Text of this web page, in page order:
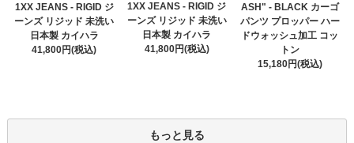
1XX JEANS - RIGID ジ
ーンズ リジッド 未洗い
日本製 カイハラ
41,800円(税込)
1XX JEANS - RIGID ジ
ーンズ リジッド 未洗い
日本製 カイハラ
41,800円(税込)
ASH" - BLACK カーゴ
パンツ プロッパー ハー
ドウォッシュ加工 コッ
トン
15,180円(税込)
もっと見る